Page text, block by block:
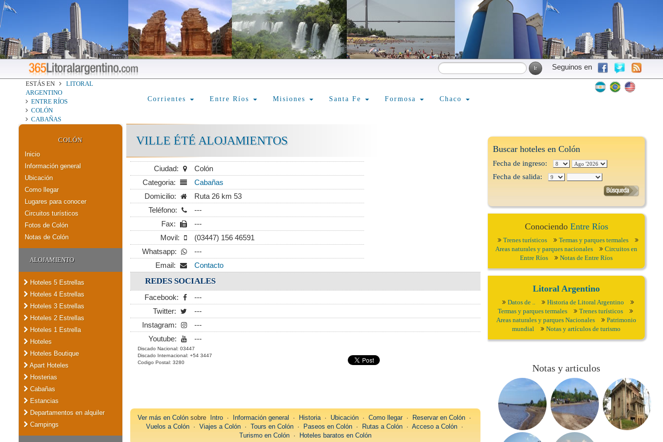
Seguinos en
ESTÁS EN
LITORAL
ARGENTINO
ENTRE RÍOS
COLÓN
CABAÑAS
Corrientes Entre Ríos Misiones Santa Fe Formosa Chaco
COLÓN
Inicio
Información general
Ubicación
Como llegar
Lugares para conocer
Circuitos turísticos
Fotos de Colón
Notas de Colón
ALOJAMIENTO
Hoteles 5 Estrellas
Hoteles 4 Estrellas
Hoteles 3 Estrellas
Hoteles 2 Estrellas
Hoteles 1 Estrella
Hoteles
Hoteles Boutique
Apart Hoteles
Hosterias
Cabañas
Estancias
Departamentos en alquiler
Campings
VILLE ÉTÉ ALOJAMIENTOS
Ciudad:
Colón
Categoria:
Cabañas
Domicilio:
Ruta 26 km 53
Teléfono:
---
Fax:
---
Movil:
(03447) 156 46591
Whatsapp:
---
Email:
Contacto
REDES SOCIALES
Facebook:
---
Twitter:
---
Instagram:
---
Youtube:
---
Discado Nacional: 03447
Discado Internacional: +54 3447
Codigo Postal: 3280
Ver más enColón sobre Intro ∙ Información general ∙ Historia∙ Ubicación ∙Como llegar∙ Reservar en Colón ∙
Vuelos a Colón∙ Viajes a Colón∙ Tours en Colón∙ Paseos en Colón∙ Rutas a Colón∙ Acceso a Colón∙
Turismo en Colón ∙ Hoteles baratos en Colón
Buscar hoteles en Colón
Fecha de ingreso:
Fecha de salida:
Conociendo Entre Ríos
Trenes turísticos
Termas y parques termales
Areas naturales y parques nacionales
Circuitos en
Entre Ríos
Notas de Entre Ríos
Litoral Argentino
Datos de ..
Historia de Litoral Argentino
Termas y parques termales
Trenes turísticos
Areas naturales y parques Nacionales
Patrimonio
mundial
Notas y artículos de turismo
Notas y articulos